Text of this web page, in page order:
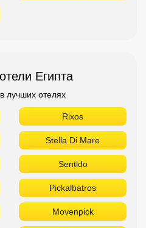
Египта
лучших отелях
Rixos
Stella Di Mare
Sentido
Pickalbatros
Movenpick